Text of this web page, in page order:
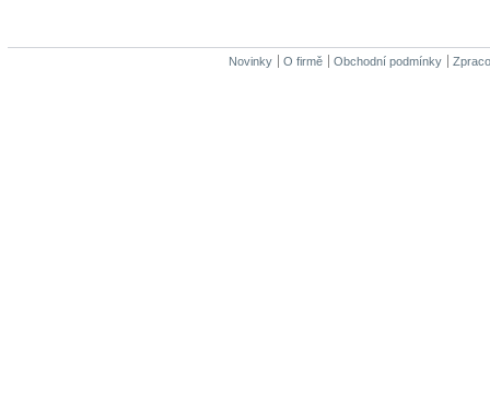
Novinky O firmě Obchodní podmínky